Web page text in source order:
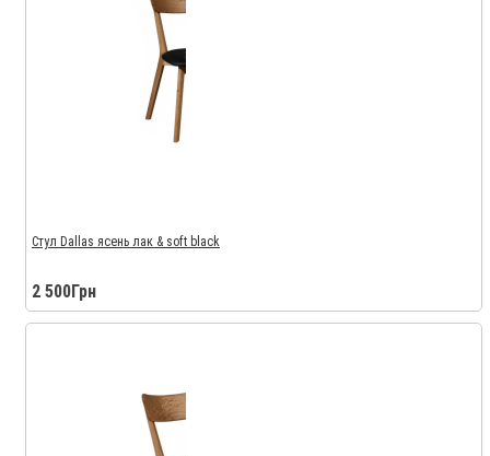
Стул Dallas ясень лак & soft black
2 500Грн